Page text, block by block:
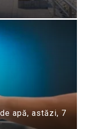
apă, astăzi, 7